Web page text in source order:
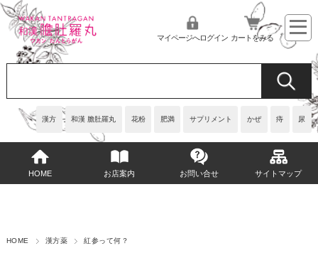
漢方 和漢 膽肚羅丸 花粉 肥満 サプリメント かぜ 痔 尿
マイページへログイン カートをみる
HOME お店案内 お問い合せ サイトマップ
HOME 漢方薬 紅参って何？